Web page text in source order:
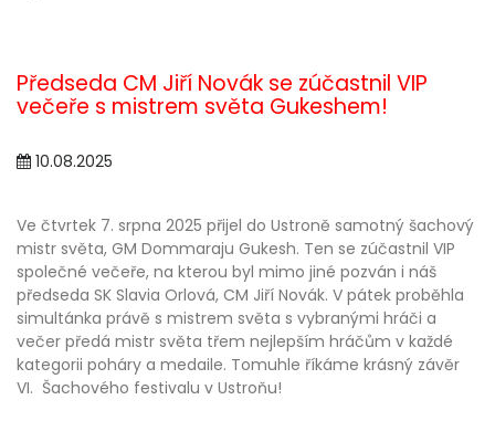
Předseda CM Jiří Novák se zúčastnil VIP
večeře s mistrem světa Gukeshem!
10.08.2025
Ve čtvrtek 7. srpna 2025 přijel do Ustroně samotný šachový
mistr světa, GM Dommaraju Gukesh. Ten se zúčastnil VIP
společné večeře, na kterou byl mimo jiné pozván i náš
předseda SK Slavia Orlová, CM Jiří Novák. V pátek proběhla
simultánka právě s mistrem světa s vybranými hráči a
večer předá mistr světa třem nejlepším hráčům v každé
kategorii poháry a medaile. Tomuhle říkáme krásný závěr
VI. Šachového festivalu v Ustroňu!